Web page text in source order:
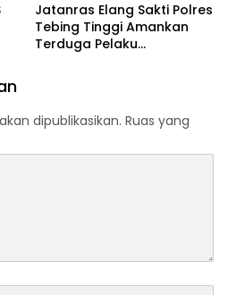
Jatanras Elang Sakti Polres
Tebing Tinggi Amankan
Terduga Pelaku
dipublikasikan. Ruas yang